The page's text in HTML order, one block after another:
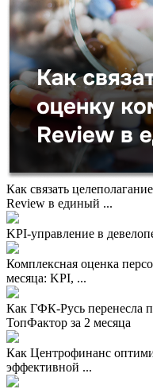
Как связать
Review в единый ...
KPI-управление в
Комплексная оценка
месяца: KPI, ...
Как ГФК-Русь перенесла
ТопФактор за 2 месяца
Как Центрофинанс
эффективной ...